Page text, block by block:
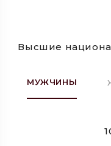
Высшие
МУЖЧИНЫ